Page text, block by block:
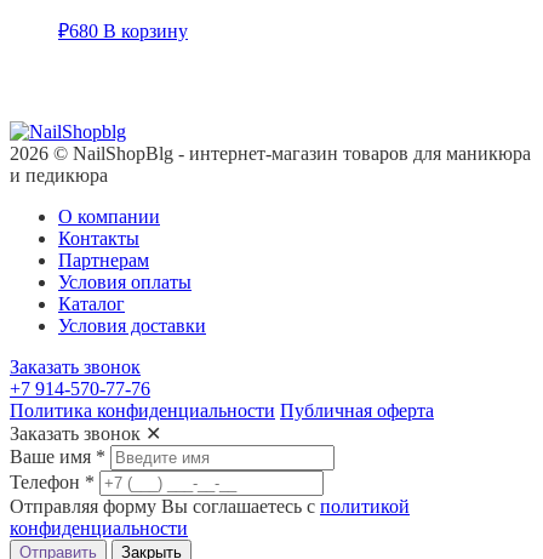
₽680 В корзину
2026 © NailShopBlg - интернет-магазин товаров для маникюра
и педикюра
О компании
Контакты
Партнерам
Условия оплаты
Каталог
Условия доставки
Заказать звонок
+7 914-570-77-76
Политика конфиденциальности Публичная оферта
Заказать звонок ✕
Ваше имя *
Телефон *
Отправляя форму Вы соглашаетесь с политикой
конфиденциальности
Отправить Закрыть